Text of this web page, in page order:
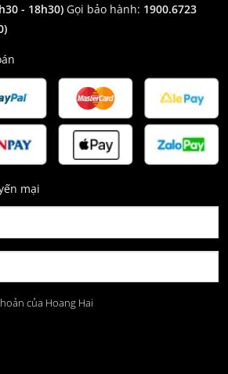
- 18h30) Gọi bảo hành: 1900.6723
mại
của Hoang Hai